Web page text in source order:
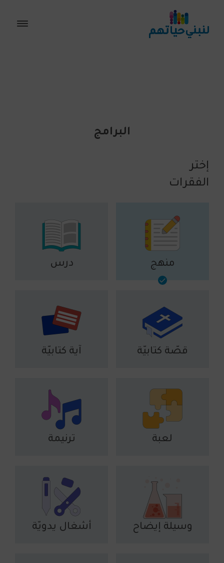
البرامج
إختر
الفقرات
منهج درس
قصّة كتابيّة آية كتابيّة
لعبة ترنيمة
وسيلة إيضاح أشغال يدويّة